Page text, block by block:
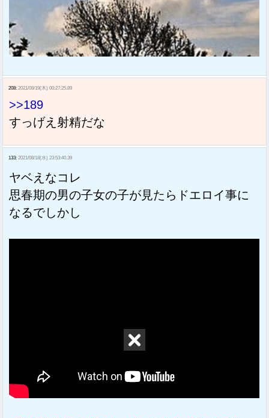
208: 2021/08/19(木) 00:27:25.89
>>189
すっげえ射精だな
133: 2021/08/18(水) 23:53:40.39
ヤベえなコレ
思春期の男の子女の子が見たらドエロイ事に
なるでしかし